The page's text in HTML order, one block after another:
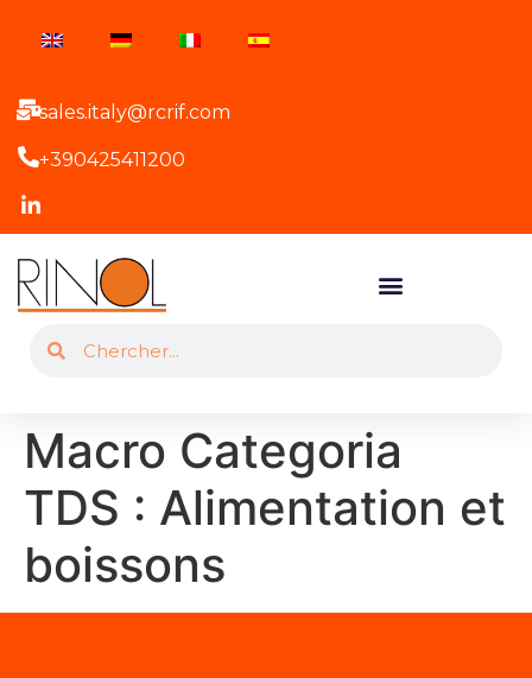
sales.italy@rcrif.com
+390425411200
Macro Categoria
TDS : Alimentation et
boissons